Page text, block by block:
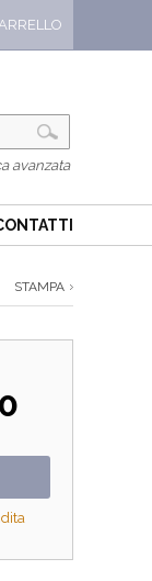
avanzata
STAMPA